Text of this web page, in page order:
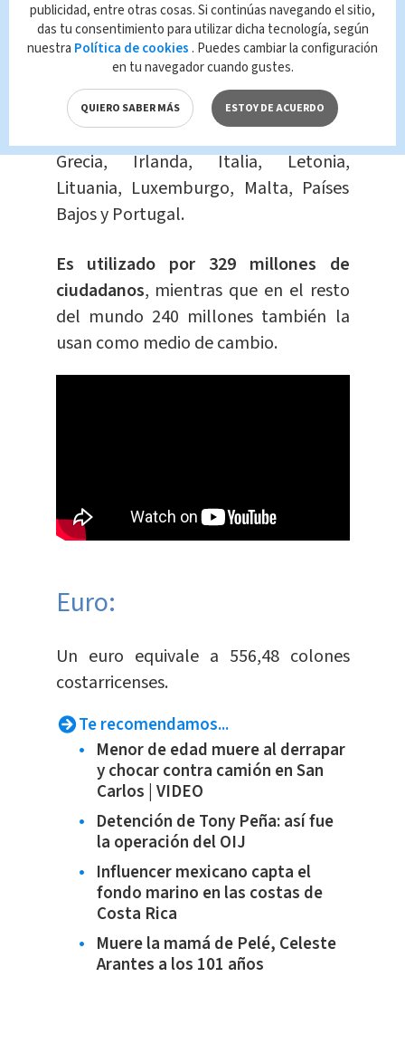
Es la moneda de la Unión Europea,
conformada: Alemania, Austria,
Bélgica, Chipre, Eslovaquia, Eslovenia,
España, Estonia, Finlandia, Francia,
Grecia, Irlanda, Italia, Letonia,
Lituania, Luxemburgo, Malta, Países
Bajos y Portugal.
Es utilizado por 329 millones de
ciudadanos, mientras que en el resto
del mundo 240 millones también la
usan como medio de cambio.
Euro:
​Un euro equivale a 556,48 colones
costarricenses.
Te recomendamos...
Menor de edad muere al derrapar
y chocar contra camión en San
Carlos | VIDEO
Detención de Tony Peña: así fue
la operación del OIJ
Influencer mexicano capta el
fondo marino en las costas de
Costa Rica
Muere la mamá de Pelé, Celeste
Arantes a los 101 años
publicidad, entre otras cosas. Si continúas navegando el sitio,
das tu consentimiento para utilizar dicha tecnología, según
nuestra Política de cookies . Puedes cambiar la configuración
en tu navegador cuando gustes.
QUIERO SABER MÁS ESTOY DE ACUERDO